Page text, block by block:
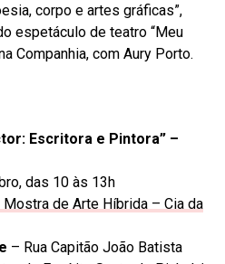
corpo e artes gráficas”,
espetáculo de teatro “Meu
Companhia, com Aury Porto.
Escritora e Pintora” –
das 10 às 13h
Mostra de Arte Híbrida – Cia da
– Rua Capitão João Batista